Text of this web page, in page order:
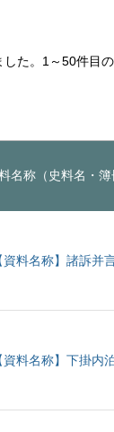
た。1～50件目
名称（史料名・
資料名称】諸訴
資料名称】下掛